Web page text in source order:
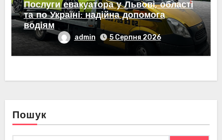
Послуги евакуатора у Львові, області
та по Україні: надійна допомога
водіям
admin 5 Серпня 2026
Пошук